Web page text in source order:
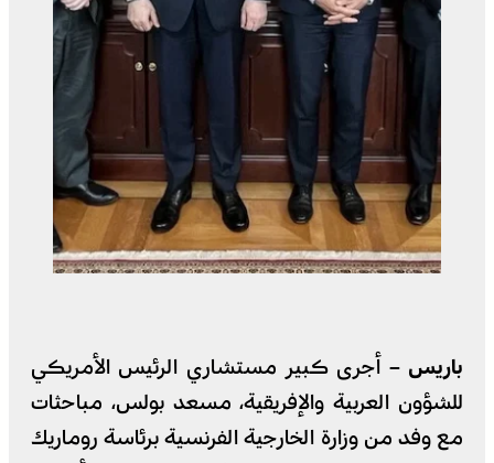
باريس – أجرى كبير مستشاري الرئيس الأمريكي
للشؤون العربية والإفريقية، مسعد بولس، مباحثات
مع وفد من وزارة الخارجية الفرنسية برئاسة روماريك